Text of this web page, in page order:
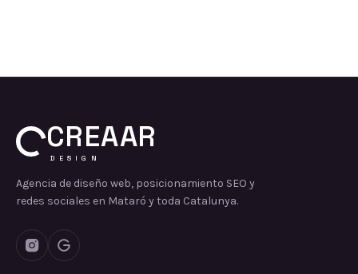
CREAAR
DESIGN
Agencia de diseño web, posicionamiento SEO y
redes sociales en Mataró y toda Catalunya.